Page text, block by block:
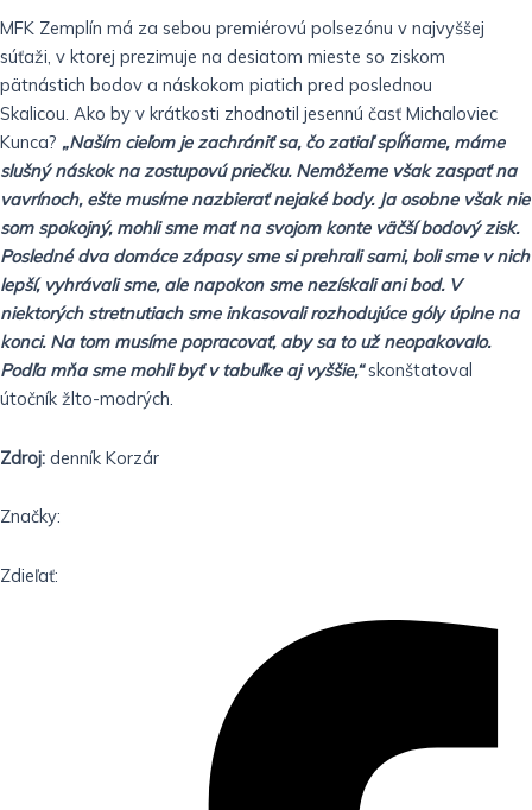
MFK Zemplín má za sebou premiérovú polsezónu v najvyššej
súťaži, v ktorej prezimuje na desiatom mieste so ziskom
pätnástich bodov a náskokom piatich pred poslednou
Skalicou. Ako by v krátkosti zhodnotil jesennú časť Michaloviec
Kunca? „Naším cieľom je zachrániť sa, čo zatiaľ spĺňame, máme
slušný náskok na zostupovú priečku. Nemôžeme však zaspať na
vavrínoch, ešte musíme nazbierať nejaké body. Ja osobne však nie
som spokojný, mohli sme mať na svojom konte väčší bodový zisk.
Posledné dva domáce zápasy sme si prehrali sami, boli sme v nich
lepší, vyhrávali sme, ale napokon sme nezískali ani bod. V
niektorých stretnutiach sme inkasovali rozhodujúce góly úplne na
konci. Na tom musíme popracovať, aby sa to už neopakovalo.
Podľa mňa sme mohli byť v tabuľke aj vyššie,“skonštatoval
útočník žlto-modrých.
Zdroj: denník Korzár
Značky:
Zdieľať: